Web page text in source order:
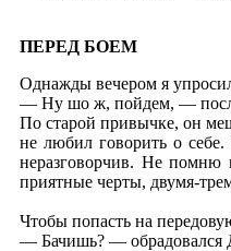
ПЕРЕД БОЕМ
Однажды вечером я
— Ну шо ж, пойдем, —
По старой привычке, он
не любил говорить о
неразговорчив. Не помню
приятные черты, двумя-
Чтобы попасть на
— Бачишь? — обрадовался